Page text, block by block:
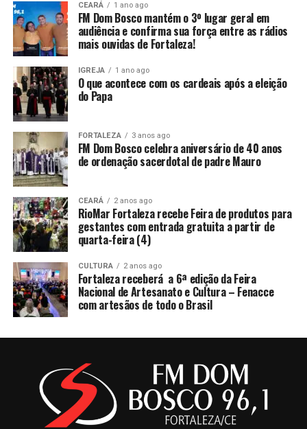
CEARÁ 1 ano ago
FM Dom Bosco mantém o 3º lugar geral em
audiência e confirma sua força entre as rádios
mais ouvidas de Fortaleza!
IGREJA 1 ano ago
O que acontece com os cardeais após a eleição
do Papa
FORTALEZA 3 anos ago
FM Dom Bosco celebra aniversário de 40 anos
de ordenação sacerdotal de padre Mauro
CEARÁ 2 anos ago
RioMar Fortaleza recebe Feira de produtos para
gestantes com entrada gratuita a partir de
quarta-feira (4)
CULTURA 2 anos ago
Fortaleza receberá a 6ª edição da Feira
Nacional de Artesanato e Cultura – Fenacce
com artesãos de todo o Brasil